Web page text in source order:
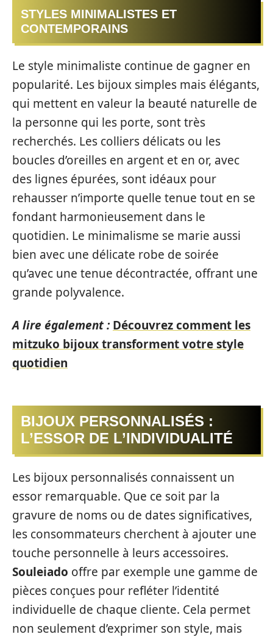
STYLES MINIMALISTES ET
CONTEMPORAINS
Le style minimaliste continue de gagner en
popularité. Les bijoux simples mais élégants,
qui mettent en valeur la beauté naturelle de
la personne qui les porte, sont très
recherchés. Les colliers délicats ou les
boucles d’oreilles en argent et en or, avec
des lignes épurées, sont idéaux pour
rehausser n’importe quelle tenue tout en se
fondant harmonieusement dans le
quotidien. Le minimalisme se marie aussi
bien avec une délicate robe de soirée
qu’avec une tenue décontractée, offrant une
grande polyvalence.
A lire également : Découvrez comment les
mitzuko bijoux transforment votre style
quotidien
BIJOUX PERSONNALISÉS :
L’ESSOR DE L’INDIVIDUALITÉ
Les bijoux personnalisés connaissent un
essor remarquable. Que ce soit par la
gravure de noms ou de dates significatives,
les consommateurs cherchent à ajouter une
touche personnelle à leurs accessoires.
Souleiado offre par exemple une gamme de
pièces conçues pour refléter l’identité
individuelle de chaque cliente. Cela permet
non seulement d’exprimer son style, mais